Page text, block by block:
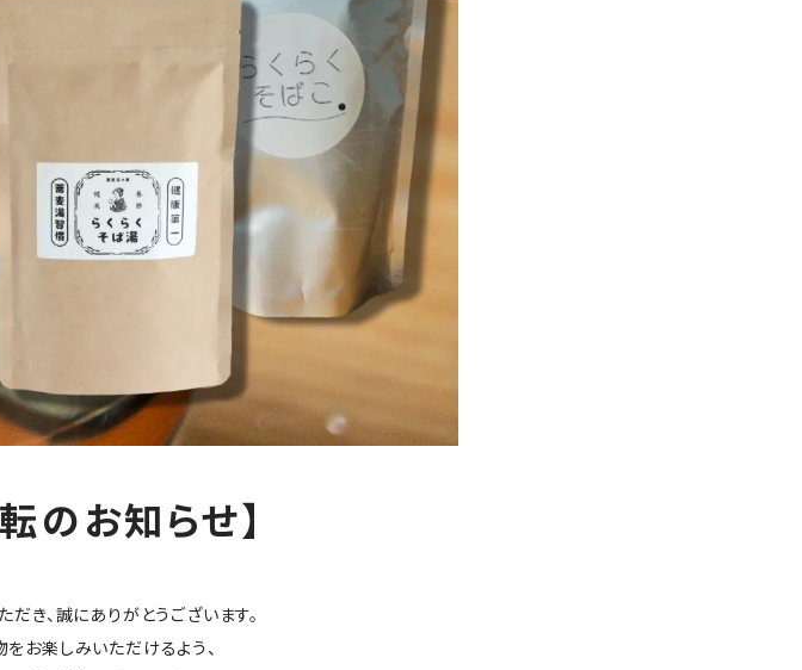
のお知らせ】
だき、誠にありがとうございます。
お楽しみいただけるよう、